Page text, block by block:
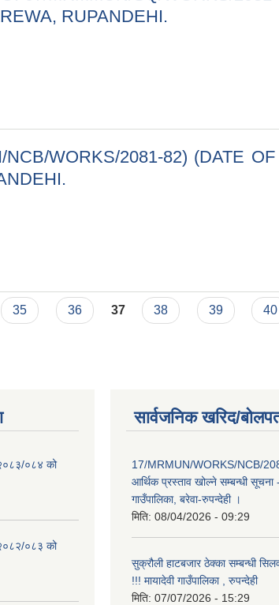
RUPANDEHI.
WORKS/2081-82) (DATE
35 36 37 38 39 40
२०८३/०८४ को
२०८२/०८३ को
सार्वजनिक खरिद/
17/MRMUN/WORKS/NCB/
आर्थिक प्रस्ताव खोल्ने सम्बन्धी सूचना -
गाउँपालिका, बरेवा-रुपन्देही ।
मिति: 08/04/2026 - 09:29
सुक्रौली हाटबजार ठेक्का सम्बन्धी
!!! मायादेवी गाउँपालिका , रुपन्देही
मिति: 07/07/2026 - 15:29